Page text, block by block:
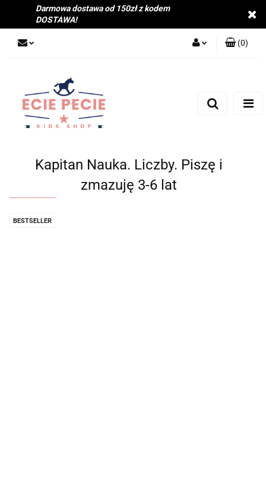
Darmowa dostawa od 150zł z kodem
DOSTAWA!
(0)
Kapitan Nauka. Liczby. Piszę i
zmazuję 3-6 lat
BESTSELLER